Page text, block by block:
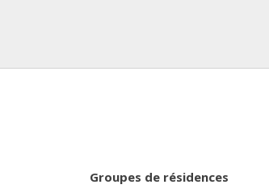
Groupes de résidences